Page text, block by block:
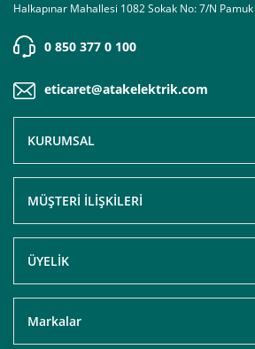
Halkapınar Mahallesi 1082 Sokak No: 7/N
0 850 377 0 100
eticaret@atakelektrik.com
KURUMSAL
MÜŞTERİ İLİŞKİLERİ
ÜYELİK
Markalar